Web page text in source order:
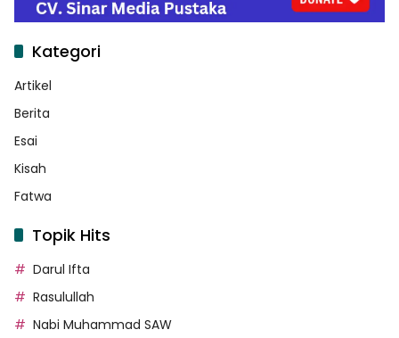
Kategori
Artikel
Berita
Esai
Kisah
Fatwa
Topik Hits
Darul Ifta
Rasulullah
Nabi Muhammad SAW